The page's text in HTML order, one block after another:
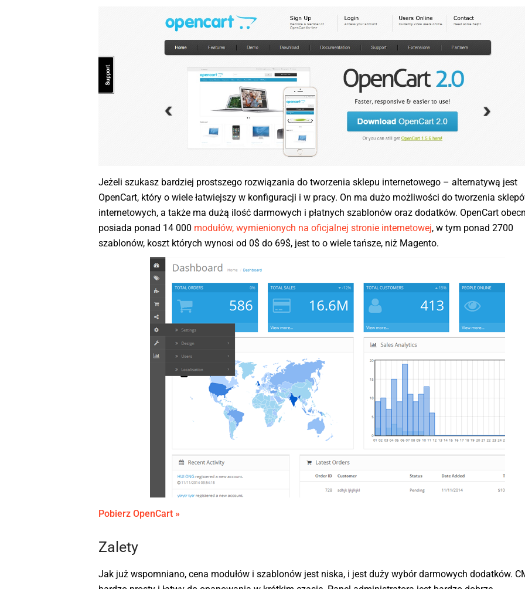
Jeżeli szukasz bardziej prostszego rozwiązania do tworzenia sklepu internetowego – alternatywą jest
OpenCart, który o wiele łatwiejszy w konfiguracji i w pracy. On ma dużo możliwości do tworzenia
internetowych, a także ma dużą ilość darmowych i płatnych szablonów oraz dodatków. OpenCart
posiada ponad 14 000 modułów, wymienionych na oficjalnej stronie internetowej, w tym ponad 2700
szablonów, koszt których wynosi od 0$ do 69$, jest to o wiele tańsze, niż Magento.
Pobierz OpenCart »
Zalety
Jak już wspomniano, cena modułów i szablonów jest niska, i jest duży wybór darmowych dodatków.